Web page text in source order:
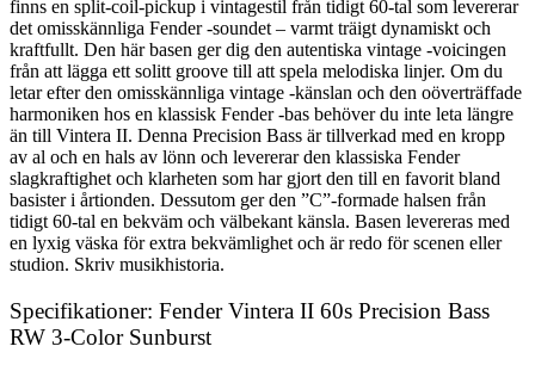
finns en split-coil-pickup i vintagestil från tidigt 60-tal som levererar
det omisskännliga Fender -soundet – varmt träigt dynamiskt och
kraftfullt. Den här basen ger dig den autentiska vintage -voicingen
från att lägga ett solitt groove till att spela melodiska linjer. Om du
letar efter den omisskännliga vintage -känslan och den oöverträffade
harmoniken hos en klassisk Fender -bas behöver du inte leta längre
än till Vintera II. Denna Precision Bass är tillverkad med en kropp
av al och en hals av lönn och levererar den klassiska Fender
slagkraftighet och klarheten som har gjort den till en favorit bland
basister i årtionden. Dessutom ger den ”C”-formade halsen från
tidigt 60-tal en bekväm och välbekant känsla. Basen levereras med
en lyxig väska för extra bekvämlighet och är redo för scenen eller
studion. Skriv musikhistoria.
Specifikationer: Fender Vintera II 60s Precision Bass
RW 3-Color Sunburst